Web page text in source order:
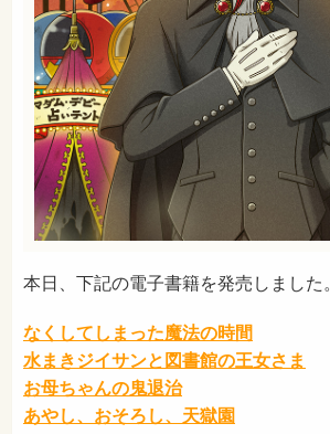
本日、下記の電子書籍を発売しました。
なくしてしまった魔法の時間
水まきジイサンと図書館の王女さま
お母ちゃんの鬼退治
あやし、おそろし、天獄園